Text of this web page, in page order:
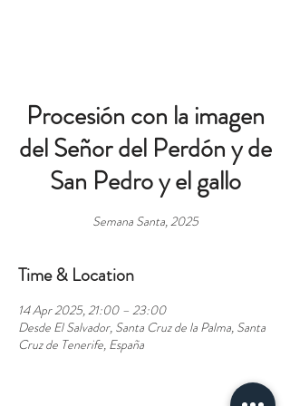
Procesión con la imagen
del Señor del Perdón y de
San Pedro y el gallo
Semana Santa, 2025
Time & Location
14 Apr 2025, 21:00 – 23:00
Desde El Salvador, Santa Cruz de la Palma, Santa
Cruz de Tenerife, España